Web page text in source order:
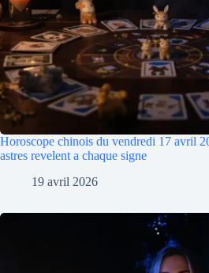
Horoscope chinois du vendredi 17 avril
astres revelent a chaque signe
19 avril 2026